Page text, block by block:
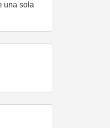
una sola